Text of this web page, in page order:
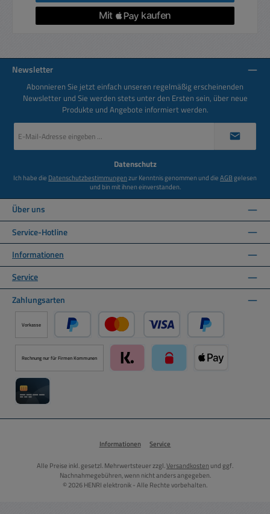
Newsletter
Abonnieren Sie jetzt einfach unseren regelmäßig erscheinenden
Newsletter und Sie werden stets unter den Ersten sein, über neue
Produkte und Angebote informiert werden.
Mail-
Datenschutz
Ich habe die Datenschutzbestimmungenzur Kenntnis genommen und dieAGBgelesen
und bin mit ihnen einverstanden.
Über uns
Service-Hotline
Informationen
Service
Zahlungsarten
Vorkasse
PayPal Kredit- oder Debitkarte über PayPal
Rechnung nur für Firmen Kommunen
Informationen Service
Alle Preise inkl. gesetzl. Mehrwertsteuer zzgl.Versandkosten und ggf.
Nachnahmegebühren, wenn nicht anders angegeben.
© 2026 HENRI elektronik - Alle Rechte vorbehalten.